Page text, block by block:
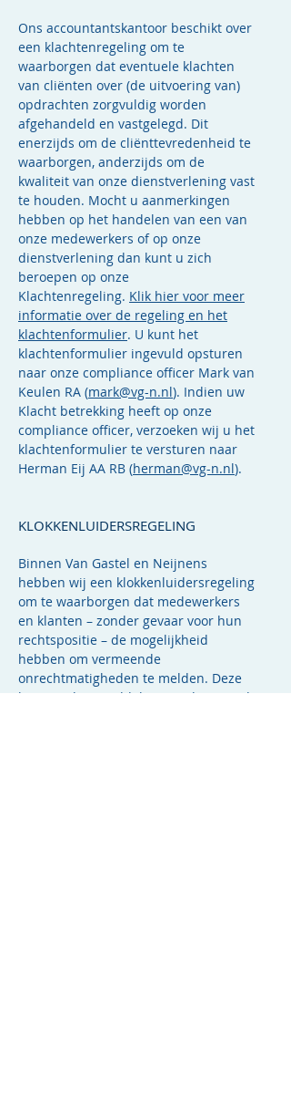
Ons accountantskantoor beschikt over
een klachtenregeling om te
waarborgen dat eventuele klachten
van cliënten over (de uitvoering van)
opdrachten zorgvuldig worden
afgehandeld en vastgelegd. Dit
enerzijds om de cliënttevredenheid te
waarborgen, anderzijds om de
kwaliteit van onze dienstverlening vast
te houden. Mocht u aanmerkingen
hebben op het handelen van een van
onze medewerkers of op onze
dienstverlening dan kunt u zich
beroepen op onze
Klachtenregeling. Klik hier voor meer
informatie over de regeling en het
klachtenformulier. U kunt het
klachtenformulier ingevuld opsturen
naar onze compliance officer Mark van
Keulen RA (mark@vg-n.nl). Indien uw
Klacht betrekking heeft op onze
compliance officer, verzoeken wij u het
klachtenformulier te versturen naar
Herman Eij AA RB (herman@vg-n.nl).
KLOKKENLUIDERSREGELING
Binnen Van Gastel en Neijnens
hebben wij een klokkenluidersregeling
om te waarborgen dat medewerkers
en klanten – zonder gevaar voor hun
rechtspositie – de mogelijkheid
hebben om vermeende
onrechtmatigheden te melden. Deze
kunnen door middel van onderstaand